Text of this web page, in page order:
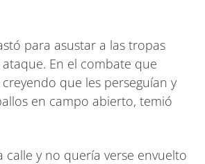
para asustar a las tropas
En el combate que
que les perseguían y
en campo abierto, temió
y no quería verse envuelto